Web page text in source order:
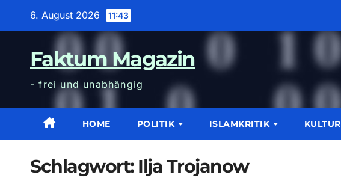
6. August 2026 11:43
Faktum Magazin
- frei und unabhängig
HOME POLITIK ISLAMKRITIK KULTUR
Schlagwort: Ilja Trojanow